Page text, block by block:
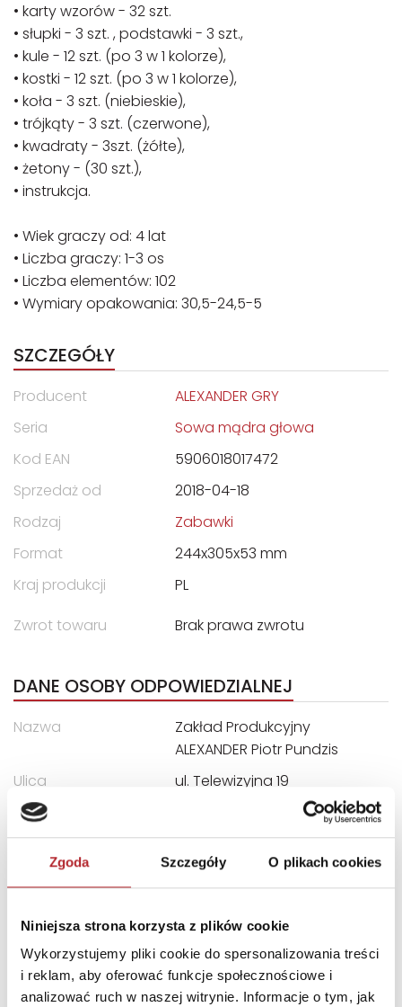
Zgoda Szczegóły O plikach cookies
Niniejsza strona korzysta z plików cookie
Wykorzystujemy pliki cookie do spersonalizowania treści
i reklam, aby oferować funkcje społecznościowe i
analizować ruch w naszej witrynie. Informacje o tym, jak
• karty wzorów - 32 szt.
• słupki - 3 szt. , podstawki - 3 szt.,
• kule - 12 szt. (po 3 w 1 kolorze),
• kostki - 12 szt. (po 3 w 1 kolorze),
• koła - 3 szt. (niebieskie),
• trójkąty - 3 szt. (czerwone),
• kwadraty - 3szt. (żółte),
• żetony - (30 szt.),
• instrukcja.
• Wiek graczy od: 4 lat
• Liczba graczy: 1-3 os
• Liczba elementów: 102
• Wymiary opakowania: 30,5-24,5-5
SZCZEGÓŁY
Producent
ALEXANDER GRY
Seria
Sowa mądra głowa
Kod EAN
5906018017472
Sprzedaż od
2018-04-18
Rodzaj
Zabawki
Format
244x305x53 mm
Kraj produkcji
PL
Zwrot towaru
Brak prawa zwrotu
DANE OSOBY ODPOWIEDZIALNEJ
Nazwa
Zakład Produkcyjny
ALEXANDER Piotr Pundzis
Ulica
ul. Telewizyjna 19
Kod pocztowy
Miasto
Chwaszczyno
alexander@alexander.co
INNI KLIENCI KUPOWALI